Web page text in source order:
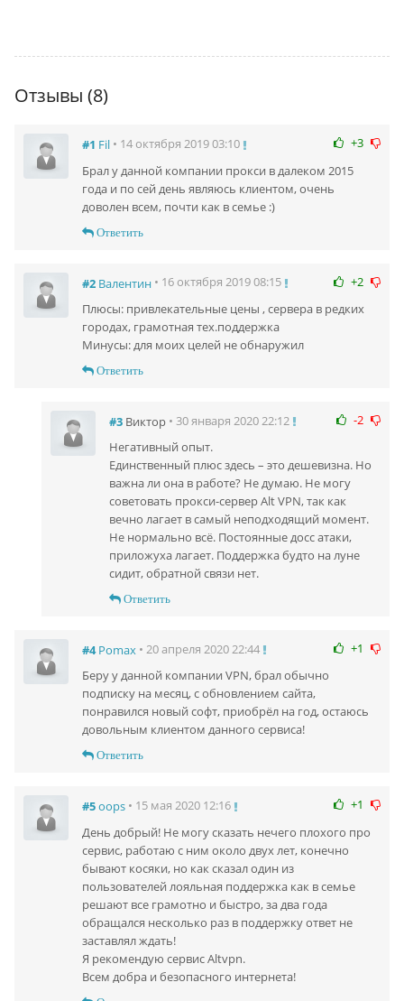
Отзывы (8)
+3
#1 Fil • 14 октября 2019 03:10
Брал у данной компании прокси в далеком 2015
года и по сей день являюсь клиентом, очень
доволен всем, почти как в семье :)
Ответить
+2
#2 Валентин • 16 октября 2019 08:15
Плюсы: привлекательные цены , сервера в редких
городах, грамотная тех.поддержка
Минусы: для моих целей не обнаружил
Ответить
-2
#3 Виктор • 30 января 2020 22:12
Негативный опыт.
Единственный плюс здесь – это дешевизна. Но
важна ли она в работе? Не думаю. Не могу
советовать прокси-сервер Alt VPN, так как
вечно лагает в самый неподходящий момент.
Не нормально всё. Постоянные досс атаки,
приложуха лагает. Поддержка будто на луне
сидит, обратной связи нет.
Ответить
+1
#4 Pomax • 20 апреля 2020 22:44
Беру у данной компании VPN, брал обычно
подписку на месяц, с обновлением сайта,
понравился новый софт, приобрёл на год, остаюсь
довольным клиентом данного сервиса!
Ответить
+1
#5oops • 15 мая 2020 12:16
День добрый! Не могу сказать нечего плохого про
сервис, работаю с ним около двух лет, конечно
бывают косяки, но как сказал один из
пользователей лояльная поддержка как в семье
решают все грамотно и быстро, за два года
обращался несколько раз в поддержку ответ не
заставлял ждать!
Я рекомендую сервис Altvpn.
Всем добра и безопасного интернета!